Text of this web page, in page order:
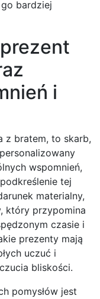
bardziej
i
z bratem, to skarb,
wspomnień,
tej
materialny,
który przypomina
czasie i
prezenty mają
uczuć i
bliskości.
pomysłów jest